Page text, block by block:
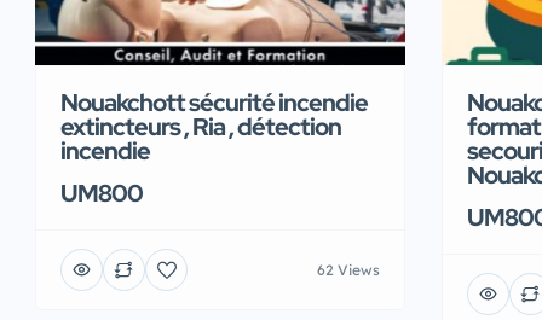
Nouakchott sécurité incendie
extincteurs , Ria , détection
incendie
UM800
62 Views